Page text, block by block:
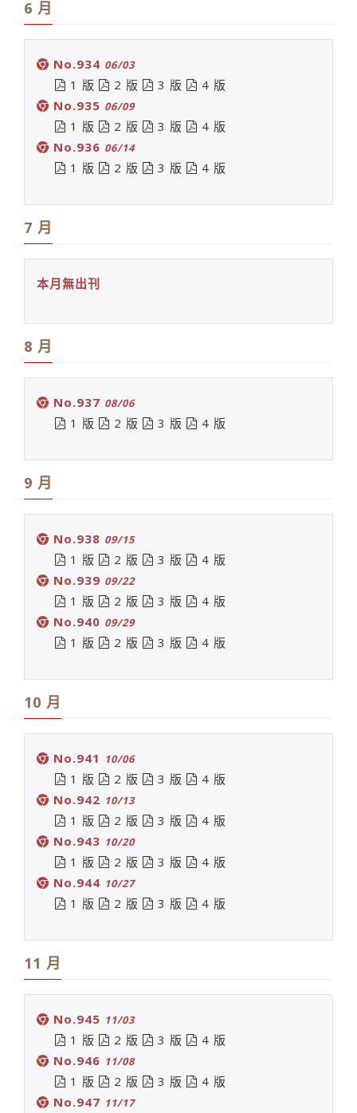
6 月
No.934 06/03
1 版 2 版 3 版
4 版
No.935 06/09
1 版 2 版 3 版
4 版
No.936 06/14
1 版 2 版 3 版 4 版
7 月
本月無出刊
8 月
No.937 08/06
1 版 2 版 3 版 4 版
9 月
No.938 09/15
1 版 2 版 3 版
4 版
No.939 09/22
1 版 2 版 3 版
4 版
No.940 09/29
1 版 2 版 3 版 4 版
10 月
No.941 10/06
1 版 2 版 3 版
4 版
No.942 10/13
1 版 2 版 3 版
4 版
No.943 10/20
1 版 2 版 3 版
4 版
No.944 10/27
1 版 2 版 3 版 4 版
11 月
No.945 11/03
1 版 2 版 3 版
4 版
No.946 11/08
1 版 2 版 3 版
4 版
No.947 11/17